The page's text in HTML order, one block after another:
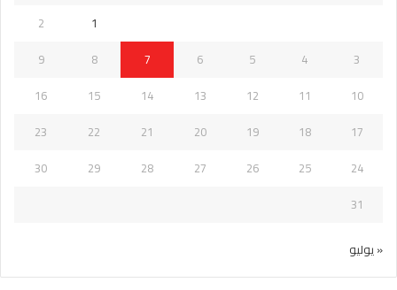
1
2
3
4
5
6
7
8
9
10
11
12
13
14
15
16
17
18
19
20
21
22
23
24
25
26
27
28
29
30
31
« يوليو